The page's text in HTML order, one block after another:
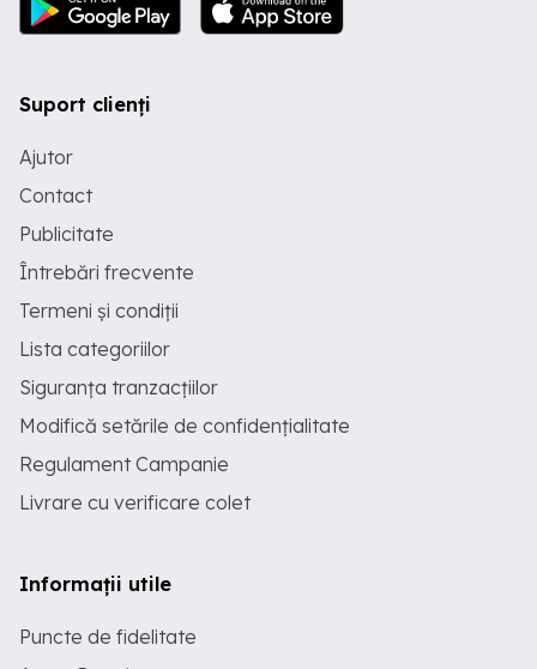
Suport clienți
Ajutor
Contact
Publicitate
Întrebări frecvente
Termeni și condiții
Lista categoriilor
Siguranța tranzacțiilor
Modifică setările de confidențialitate
Regulament Campanie
Livrare cu verificare colet
Informații utile
Puncte de fidelitate